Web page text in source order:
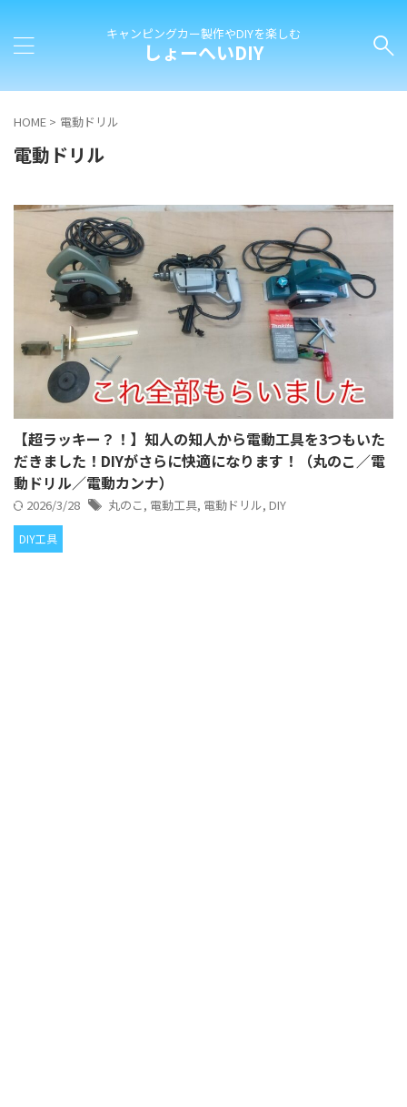
キャンピングカー製作やDIYを楽しむ
しょーへいDIY
HOME > 電動ドリル
電動ドリル
【超ラッキー？！】知人の知人から電動工具を3つもいた
だきました！DIYがさらに快適になります！（丸のこ／電
動ドリル／電動カンナ）
2026/3/28 丸のこ, 電動工具, 電動ドリル, DIY
DIY工具